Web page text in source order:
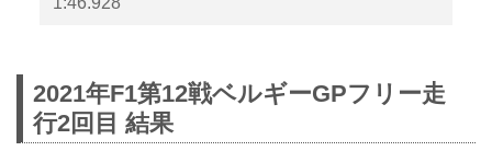
2021年F1第12戦ベルギーGPフリー走
行2回目 結果